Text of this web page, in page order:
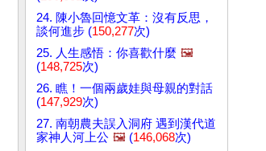
24. 陳小魯回憶文革：沒有反思，
談何進步 (150,277次)
25. 人生感悟：你喜歡什麼 🖼️
(148,725次)
26. 瞧！一個兩歲娃與母親的對話
(147,929次)
27. 南朝農夫誤入洞府 遇到漢代道
家神人河上公 🖼️ (146,068次)